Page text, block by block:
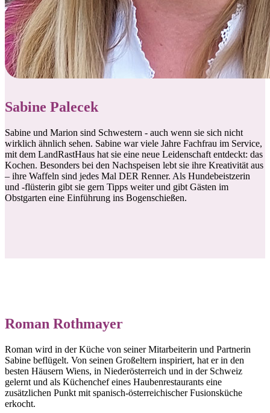
Sabine Palecek
Sabine und Marion sind Schwestern - auch wenn sie sich nicht
wirklich ähnlich sehen. Sabine war viele Jahre Fachfrau im Service,
mit dem LandRastHaus hat sie eine neue Leidenschaft entdeckt: das
Kochen. Besonders bei den Nachspeisen lebt sie ihre Kreativität aus
– ihre Waffeln sind jedes Mal DER Renner. Als Hundebeistzerin
und -flüsterin gibt sie gern Tipps weiter und gibt Gästen im
Obstgarten eine Einführung ins Bogenschießen.
Roman Rothmayer
Roman wird in der Küche von seiner Mitarbeiterin und Partnerin
Sabine beflügelt. Von seinen Großeltern inspiriert, hat er in den
besten Häusern Wiens, in Niederösterreich und in der Schweiz
gelernt und als Küchenchef eines Haubenrestaurants eine
zusätzlichen Punkt mit spanisch-österreichischer Fusionsküche
erkocht.